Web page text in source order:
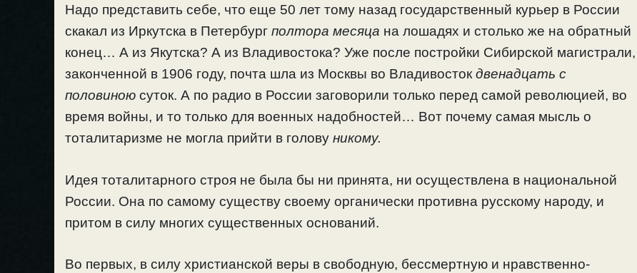
Надо представить себе, что еще 50 лет тому назад государственный курьер в России
скакал из Иркутска в Петербург полтора месяца на лошадях и столько же на обратный
конец… А из Якутска? А из Владивостока? Уже после постройки Сибирской магистрали,
законченной в 1906 году, почта шла из Москвы во Владивостокдвенадцать с
половиною суток. А по радио в России заговорили только перед самой революцией, во
время войны, и то только для военных надобностей… Вот почему самая мысль о
тоталитаризме не могла прийти в голову никому.
Идея тоталитарного строя не была бы ни принята, ни осуществлена в национальной
России. Она по самому существу своему органически противна русскому народу, и
притом в силу многих существенных оснований.
Во первых, в силу христианской веры в свободную, бессмертную и нравственно-